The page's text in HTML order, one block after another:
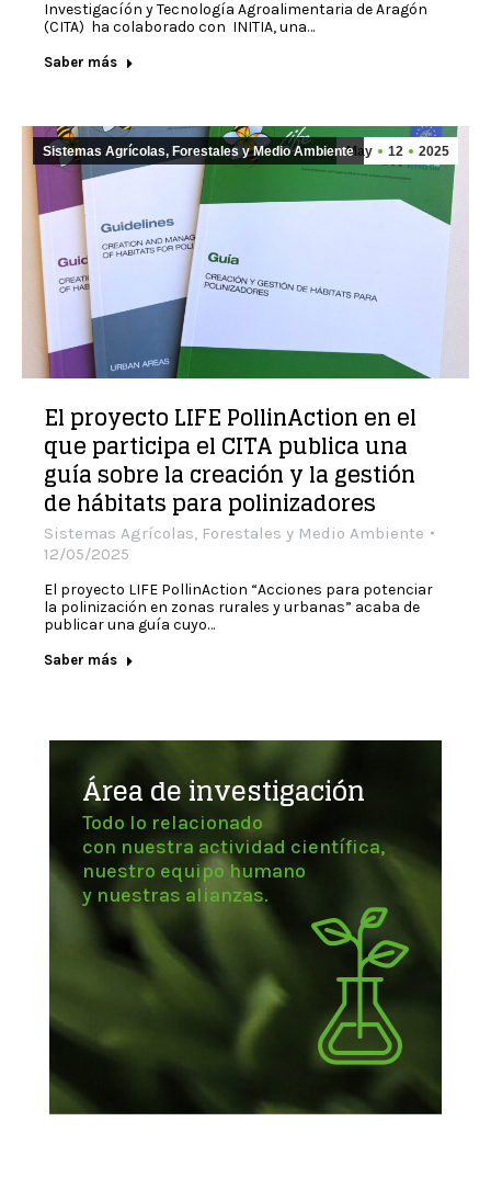
Investigacíón y Tecnología Agroalimentaria de Aragón
(CITA) ha colaborado con INITIA, una…
Saber más
May 12 2025
Sistemas Agrícolas, Forestales y Medio Ambiente
El proyecto LIFE PollinAction en el
que participa el CITA publica una
guía sobre la creación y la gestión
de hábitats para polinizadores
Sistemas Agrícolas, Forestales y Medio Ambiente
12/05/2025
El proyecto LIFE PollinAction “Acciones para potenciar
la polinización en zonas rurales y urbanas” acaba de
publicar una guía cuyo…
Saber más
Área de investigación
Todo lo relacionado
con nuestra actividad científica,
nuestro equipo humano
y nuestras alianzas.